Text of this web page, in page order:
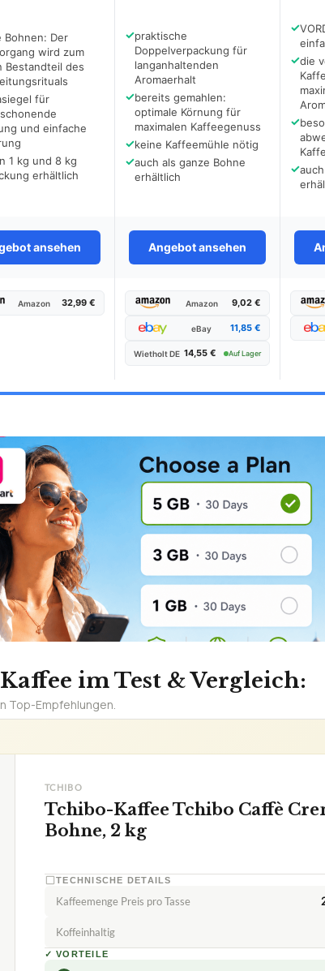
Bohnen: Der
wird zum
Bestandteil des
für
und einfache
1 kg und 8 kg
erhältlich
✓praktische
Doppelverpackung für
langanhaltenden
Aromaerhalt
✓bereits gemahlen:
optimale Körnung für
maximalen Kaffeegenuss
✓keine Kaffeemühle nötig
✓auch als ganze Bohne
erhältlich
✓
✓die
✓
✓
ansehen Angebot ansehen
Amazon 32,99 € Amazon 9,02 €
eBay 11,85 €
Wietholt DE 14,55 € Auf Lager
im Test & Vergleich:
Top-Empfehlungen.
TCHIBO
Tchibo-Kaffee Tchibo Caffè
Bohne, 2 kg
TECHNISCHE DETAILS
Kaffeemenge Preis pro Tasse
Koffeinhaltig
✓ VORTEILE